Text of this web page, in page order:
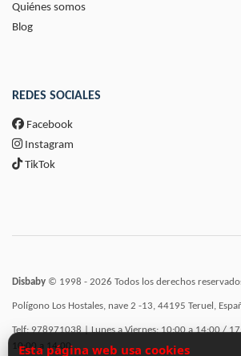
Quiénes somos
Blog
REDES SOCIALES
Facebook
Instagram
TikTok
Disbaby © 1998 - 2026 Todos los derechos
Polígono Los Hostales, nave 2 -13, 44195 Teruel,
Telf: 978971038 | Lunes a Viernes: 10:00 a 14:00 /
10:00 a 14:00
Esta página web usa cookies